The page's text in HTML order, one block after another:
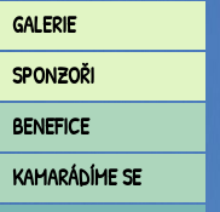
GALERIE
SPONZOŘI
BENEFICE
KAMARÁDÍME SE